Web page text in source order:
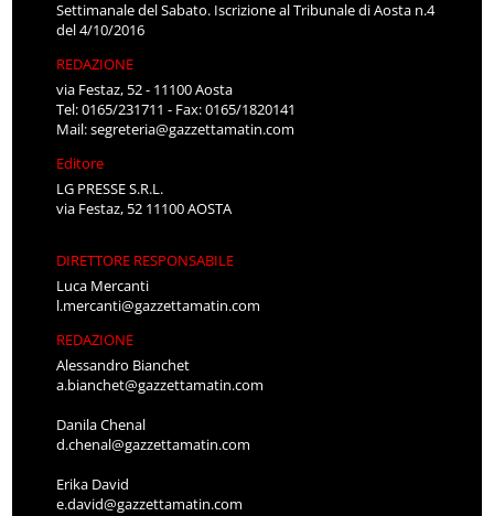
Settimanale del Sabato. Iscrizione al Tribunale di Aosta n.4
del 4/10/2016
REDAZIONE
via Festaz, 52 - 11100 Aosta
Tel: 0165/231711 - Fax: 0165/1820141
Mail:segreteria@gazzettamatin.com
Editore
LG PRESSE S.R.L.
via Festaz, 52 11100 AOSTA
DIRETTORE RESPONSABILE
Luca Mercanti
l.mercanti@gazzettamatin.com
REDAZIONE
Alessandro Bianchet
a.bianchet@gazzettamatin.com
Danila Chenal
d.chenal@gazzettamatin.com
Erika David
e.david@gazzettamatin.com